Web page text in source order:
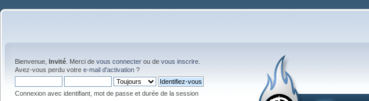
Bienvenue, Invité . Merci de vous connecter ou de vous inscrire
Avez-vous perdu votre e-mail d'activation ?
Connexion avec identifiant, mot de passe et durée de la session